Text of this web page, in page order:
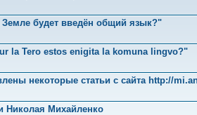
Земле будет введён общий язык?"
la Tero estos enigita la komuna lingvo?"
некоторые статьи с сайта http://
Николая Михайленко